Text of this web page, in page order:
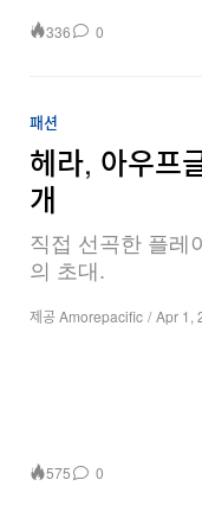
336 0
패션
헤라, 아우프
개
직접 선곡한 플레
의 초대.
제공 Amorepacific / Apr 1,
575 0